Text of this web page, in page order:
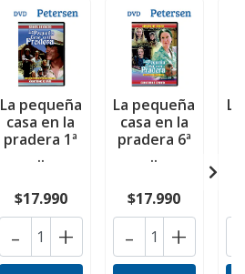
La pequeña
casa en la
pradera 1ª
..
$17.990
+
-
La pequeña
casa en la
pradera 6ª
..
$17.990
+
-